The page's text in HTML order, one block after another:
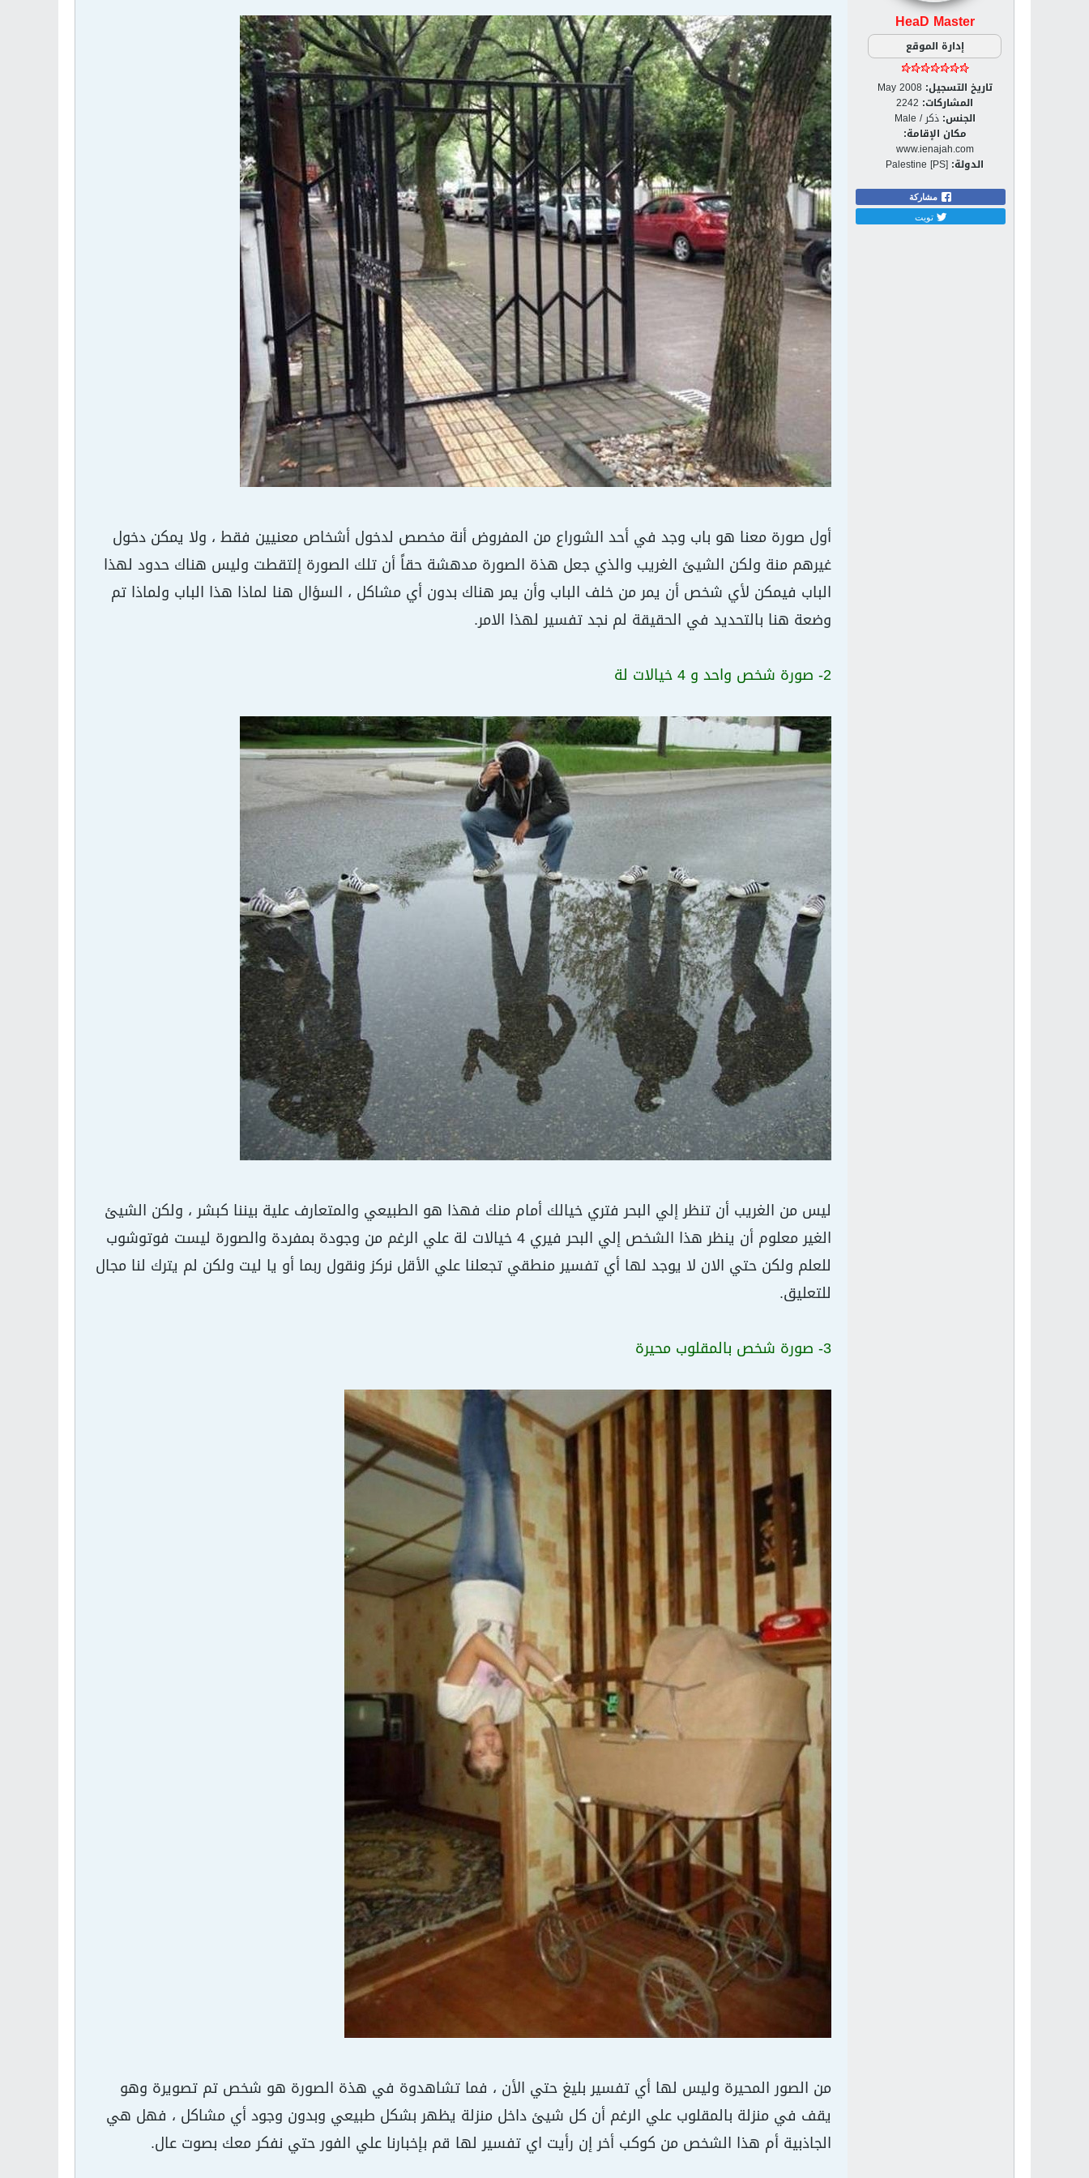
HeaD Master
إدارة الموقع
تاريخ التسجيل: May 2008
المشاركات: 2242
الجنس: ذكر / Male
مكان الإقامة:
www.ienajah.com
الدولة: Palestine [PS]
مشاركة
تويت
أول صورة معنا هو باب وجد في أحد الشوراع من المفروض أنة مخصص لدخول أشخاص معنيين فقط ، ولا يمكن دخول
غيرهم منة ولكن الشيئ الغريب والذي جعل هذة الصورة مدهشة حقاً أن تلك الصورة إلتقطت وليس هناك حدود لهذا
الباب فيمكن لأي شخص أن يمر من خلف الباب وأن يمر هناك بدون أي مشاكل ، السؤال هنا لماذا هذا الباب ولماذا تم
وضعة هنا بالتحديد في الحقيقة لم نجد تفسير لهذا الامر.
2- صورة شخص واحد و 4 خيالات لة
ليس من الغريب أن تنظر إلي البحر فتري خيالك أمام منك فهذا هو الطبيعي والمتعارف علية بيننا كبشر ، ولكن الشيئ
الغير معلوم أن ينظر هذا الشخص إلي البحر فيري 4 خيالات لة علي الرغم من وجودة بمفردة والصورة ليست فوتوشوب
للعلم ولكن حتي الان لا يوجد لها أي تفسير منطقي تجعلنا علي الأقل نركز ونقول ربما أو يا ليت ولكن لم يترك لنا مجال
للتعليق.
3- صورة شخص بالمقلوب محيرة
من الصور المحيرة وليس لها أي تفسير بليغ حتي الأن ، فما تشاهدوة في هذة الصورة هو شخص تم تصويرة وهو
يقف في منزلة بالمقلوب علي الرغم أن كل شيئ داخل منزلة يظهر بشكل طبيعي وبدون وجود أي مشاكل ، فهل هي
الجاذبية أم هذا الشخص من كوكب أخر إن رأيت اي تفسير لها قم بإخبارنا علي الفور حتي نفكر معك بصوت عال.